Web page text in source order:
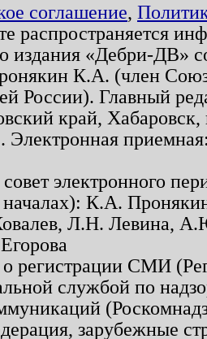
соглашение,
распространяется
издания «Дебри-ДВ»
К.А. (член
России). Главный
край,
Электронная
электронного
началах): К.А.
Л.Н. Левина,
о регистрации СМИ
службой по
зарубежные